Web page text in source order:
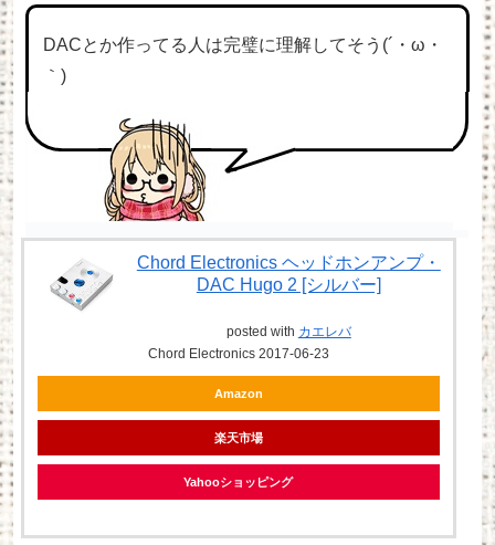
DACとか作ってる人は完璧に理解してそう(´・ω・
｀)
Chord Electronics ヘッドホンアンプ・
DAC Hugo 2 [シルバー]
posted with カエレバ
Chord Electronics 2017-06-23
Amazon
楽天市場
Yahooショッピング